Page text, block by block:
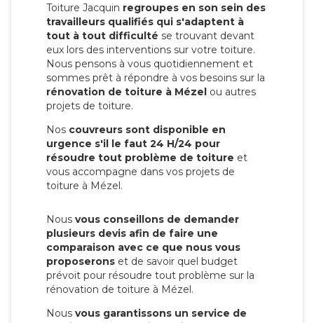
Toiture Jacquin regroupes en son sein des
travailleurs qualifiés qui s'adaptent à
tout à tout difficulté se trouvant devant
eux lors des interventions sur votre toiture.
Nous pensons à vous quotidiennement et
sommes prêt à répondre à vos besoins sur la
rénovation de toiture à Mézel ou autres
projets de toiture.
Nos couvreurs sont disponible en
urgence s'il le faut 24 H/24 pour
résoudre tout problème de toiture et
vous accompagne dans vos projets de
toiture à Mézel.
Nous vous conseillons de demander
plusieurs devis afin de faire une
comparaison avec ce que nous vous
proposerons et de savoir quel budget
prévoit pour résoudre tout problème sur la
rénovation de toiture à Mézel.
Nous vous garantissons un service de